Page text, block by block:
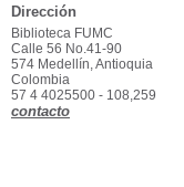
Type de document
texto impreso
Dirección
Biblioteca FUMC
Calle 56 No.41-90
574 Medellín, Antioquia
Colombia
57 4 4025500 - 108,259
contacto